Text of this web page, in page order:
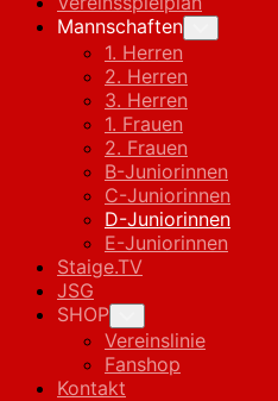
Current
Page
Parent
Mannschaften
Child
1. Herren
2. Herren
3. Herren
1. Frauen
2. Frauen
B-Juniorinnen
C-Juniorinnen
Current
Page:
D-Juniorinnen
E-Juniorinnen
Staige.TV
JSG
SHOP
Child
Menu
Vereinslinie
Fanshop
Kontakt